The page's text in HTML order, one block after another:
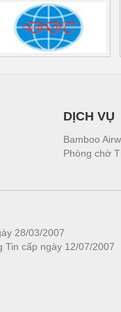
DỊCH VỤ
Bamboo
Phòng chờ
28/03/2007
Tin cấp ngày 12/07/2007